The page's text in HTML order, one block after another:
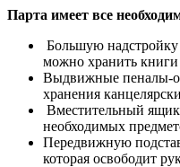
Парта имеет все
Большую надстройку
можно хранить
Выдвижные пеналы-
хранения
Вместительный
необходимых
Передвижную
которая освободит